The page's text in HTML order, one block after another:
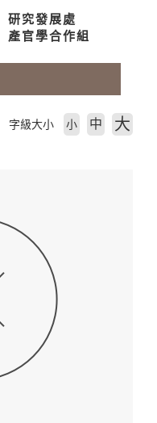
字級大小 小 中 大
研究發展處
產官學合作組